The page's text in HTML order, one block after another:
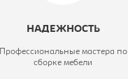
НАДЕЖНОСТЬ
Профессиональные мастера по
сборке мебели